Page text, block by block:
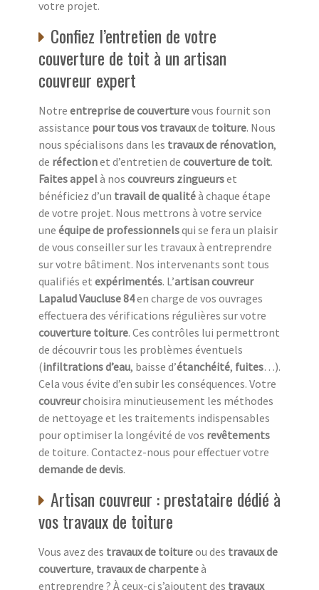
votre projet.
Confiez l’entretien de votre
couverture de toit à un artisan
couvreur expert
Notre entreprise de couverturevous fournit son
assistance pour tous vos travauxde toiture. Nous
nous spécialisons dans les travaux de rénovation,
de réfectionet d’entretien de couverture de toit.
Faites appelà nos couvreurs zingueurset
bénéficiez d’un travail de qualitéà chaque étape
de votre projet. Nous mettrons à votre service
une équipe de professionnelsqui se fera un plaisir
de vous conseiller sur les travaux à entreprendre
sur votre bâtiment. Nos intervenants sont tous
qualifiés et expérimentés. L’artisan couvreur
Lapalud Vaucluse 84en charge de vos ouvrages
effectuera des vérifications régulières sur votre
couverture toiture. Ces contrôles lui permettront
de découvrir tous les problèmes éventuels
(infiltrations d’eau, baisse d’étanchéité, fuites…).
Cela vous évite d’en subir les conséquences. Votre
couvreurchoisira minutieusement les méthodes
de nettoyage et les traitements indispensables
pour optimiser la longévité de vos revêtements
de toiture. Contactez-nous pour effectuer votre
demande de devis.
Artisan couvreur : prestataire dédié à
vos travaux de toiture
Vous avez des travaux de toitureou des travaux de
couverture, travaux de charpenteà
entreprendre ? À ceux-ci s’ajoutent des travaux